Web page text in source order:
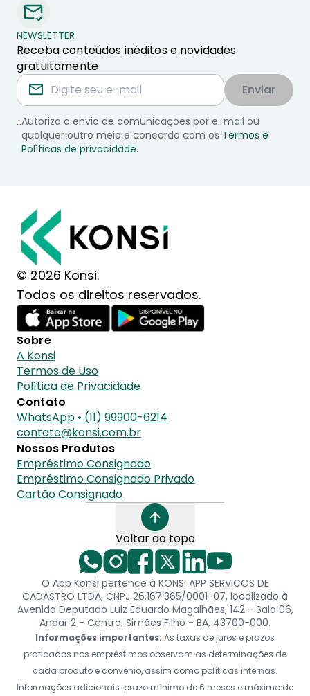
NEWSLETTER
Receba conteúdos inéditos e novidades
gratuitamente
Enviar
Autorizo o envio de comunicações por e-mail ou
qualquer outro meio e concordo com os Termos e
Políticas de privacidade.
© 2026 Konsi.
Todos os direitos reservados.
Sobre
A Konsi
Termos de Uso
Política de Privacidade
Contato
WhatsApp • (11) 99900-6214
contato@konsi.com.br
Nossos Produtos
Empréstimo Consignado
Empréstimo Consignado Privado
Cartão Consignado
Voltar ao topo
O App Konsi pertence à KONSI APP SERVICOS DE
CADASTRO LTDA, CNPJ 26.167.365/0001-07, localizado à
Avenida Deputado Luiz Eduardo Magalhães, 142 - Sala 06,
Andar 2 - Centro, Simões Filho - BA, 43700-000.
Informações importantes: As taxas de juros e prazos
praticados nos empréstimos observam as determinações de
cada produto e convênio, assim como políticas internas.
Informações adicionais: prazo mínimo de 6 meses e máximo de